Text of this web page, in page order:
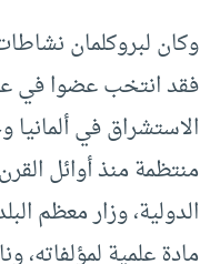
وكان لبروكلمان
فقد انتخب عضوا في
الاستشراق في
منتظمة منذ أوائل
الدولية، وزار معظم
مادة علمية لمؤلفاته،